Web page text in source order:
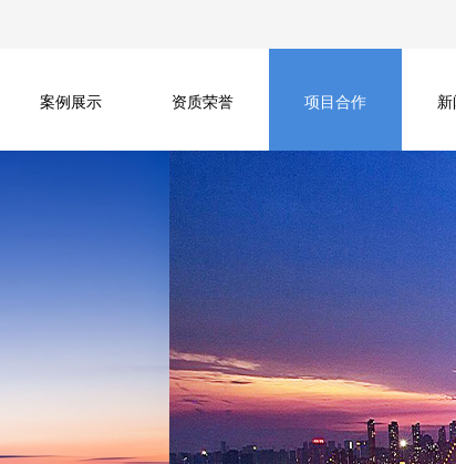
案例展示 资质荣誉 项目合作